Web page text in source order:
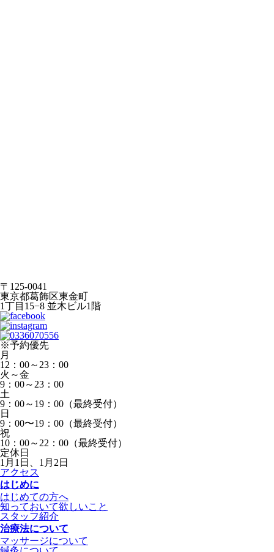
〒125-0041
東京都葛飾区東金町
1丁目15−8 並木ビル1階
※予約優先
月
12：00～23：00
火～金
9：00～23：00
土
9：00～19：00（最終受付）
日
9：00〜19：00（最終受付）
祝
10：00～22：00（最終受付）
定休日
1月1日、1月2日
アクセス
はじめに
はじめての方へ
知っておいて欲しいこと
スタッフ紹介
治療法について
マッサージについて